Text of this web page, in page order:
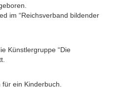
im “Reichsverband bildender
Künstlergruppe “Die
ein Kinderbuch.